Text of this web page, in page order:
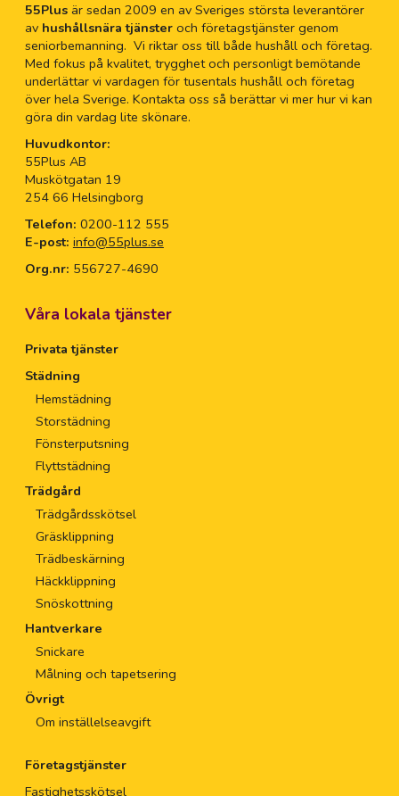
55Plusär sedan 2009 en av Sveriges största leverantörer
av hushållsnära tjänsteroch företagstjänster genom
seniorbemanning. Vi riktar oss till både hushåll och företag.
Med fokus på kvalitet, trygghet och personligt bemötande
underlättar vi vardagen för tusentals hushåll och företag
över hela Sverige. Kontakta oss så berättar vi mer hur vi kan
göra din vardag lite skönare.
Huvudkontor:
55Plus AB
Muskötgatan 19
254 66 Helsingborg
Telefon: 0200-112 555
E-post: info@55plus.se
Org.nr: 556727-4690
Våra lokala tjänster
Privata tjänster
Städning
Hemstädning
Storstädning
Fönsterputsning
Flyttstädning
Trädgård
Trädgårdsskötsel
Gräsklippning
Trädbeskärning
Häckklippning
Snöskottning
Hantverkare
Snickare
Målning och tapetsering
Övrigt
Om inställelseavgift
Företagstjänster
Fastighetsskötsel